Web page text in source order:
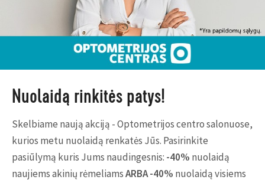
Nuolaidą rinkitės patys!
Skelbiame naują akciją - Optometrijos centro salonuose,
kurios metu nuolaidą renkatės Jūs. Pasirinkite
pasiūlymą kuris Jums naudingesnis: -40% nuolaidą
naujiems akinių rėmeliamsARBA-40% nuolaidą visiems